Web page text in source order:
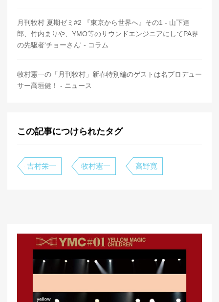
月刊牧村 夏期ゼミ#2 『東京から世界へ』その1 - 山下達
郎、竹内まりや、YMO等のサウンドエンジニアにしてPA界
の先駆者'チョーさん' - コラム
牧村憲一の「月刊牧村」新春特別編のゲストは名プロデュー
サー高垣健！ - ニュース
この記事につけられたタグ
吉村栄一 牧村憲一 高野寛